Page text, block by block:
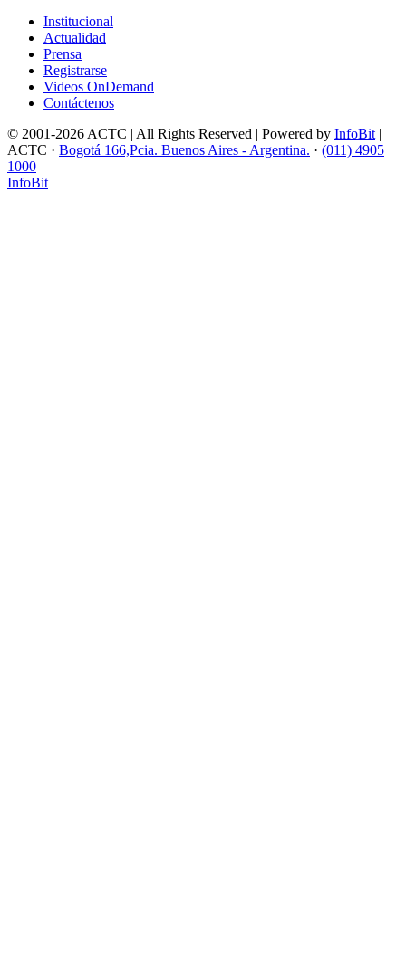
Institucional
Actualidad
Prensa
Registrarse
Videos OnDemand
Contáctenos
© 2001-2026 ACTC | All Rights Reserved | Powered by InfoBit |
ACTC · Bogotá 166,Pcia. Buenos Aires - Argentina. · (011) 4905
1000
InfoBit